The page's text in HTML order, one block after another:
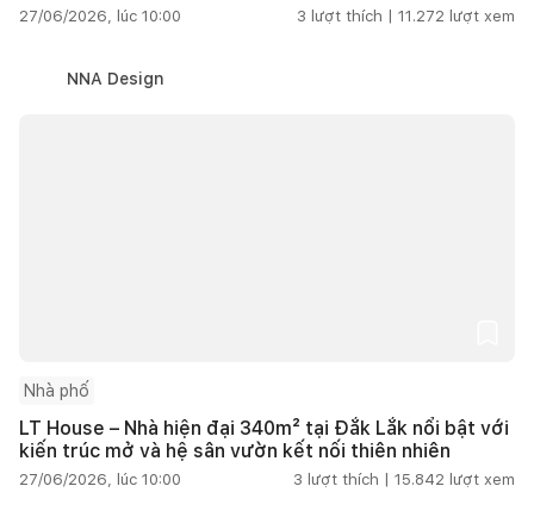
27/06/2026, lúc 10:00 3 lượt thích | 11.272 lượt xem
NNA Design
Nhà phố
LT House – Nhà hiện đại 340m² tại Đắk Lắk nổi bật với
kiến trúc mở và hệ sân vườn kết nối thiên nhiên
27/06/2026, lúc 10:00 3 lượt thích | 15.842 lượt xem